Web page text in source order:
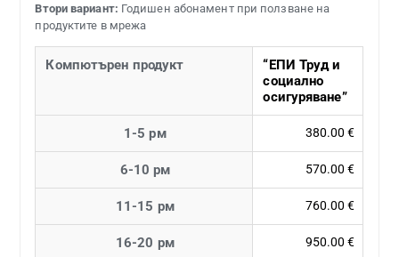
Втори вариант: Годишен абонамент при ползване на
продуктите в мрежа
Компютърен продукт
“ЕПИ Труд и
социално
осигуряване”
1-5 рм 380.00 €
6-10 рм 570.00 €
11-15 рм 760.00 €
16-20 рм 950.00 €